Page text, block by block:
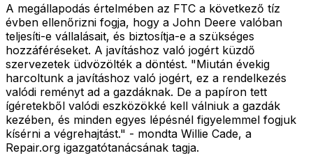
A megállapodás értelmében az FTC a következő tíz
évben ellenőrizni fogja, hogy a John Deere valóban
teljesíti-e vállalásait, és biztosítja-e a szükséges
hozzáféréseket. A javításhoz való jogért küzdő
szervezetek üdvözölték a döntést. "Miután évekig
harcoltunk a javításhoz való jogért, ez a rendelkezés
valódi reményt ad a gazdáknak. De a papíron tett
ígéretekből valódi eszközökké kell válniuk a gazdák
kezében, és minden egyes lépésnél figyelemmel fogjuk
kísérni a végrehajtást." - mondta Willie Cade, a
Repair.org igazgatótanácsának tagja.